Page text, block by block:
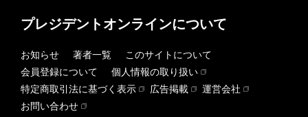
プレジデントオンラインについて
お知らせ 著者一覧
このサイトについて
会員登録について
個人情報の取り扱い
特定商取引法に基づく表示
広告掲載
運営会社
お問い合わせ